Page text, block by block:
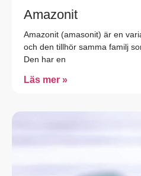
Amazonit
Amazonit (amasonit) är en
och den tillhör samma familj
Den har en
Läs mer »